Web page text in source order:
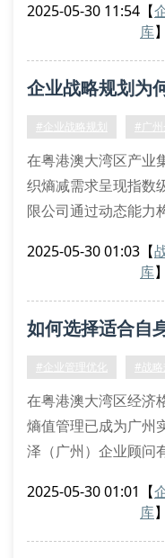
价值耗散现象，具体
要引入耗散结构理论
负熵流注入方法论
2025-05-30 11:54 【
库】
企业战略规划为
驱动力？
#企业战略规划 #广州
在粤港澳大湾区产业
织熵减需求呈现指数
限公司通过动态能力
析框架与蓝海战略范
当企业面临战略漂移
应对vuca环境。我们
2025-05-30 01:03 【
库】
如何选择适合自
#企业管理优化 #战略
在粤港澳大湾区经济
熵值管理已成为广州
泽（广州）企业顾问
企业实施边际效益优
2025-05-30 01:01 【
库】